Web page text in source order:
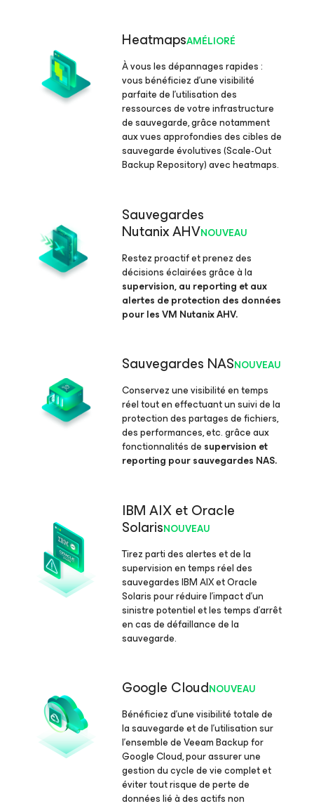
HeatmapsAMÉLIORÉ
À vous les dépannages rapides :
vous bénéficiez d'une visibilité
parfaite de l’utilisation des
ressources de votre infrastructure
de sauvegarde, grâce notamment
aux vues approfondies des cibles de
sauvegarde évolutives (Scale-Out
Backup Repository) avec heatmaps.
Sauvegardes
Nutanix AHVNOUVEAU
Restez proactif et prenez des
décisions éclairées grâce à la
supervision, au reporting et aux
alertes de protection des données
pour les VM Nutanix AHV.
Sauvegardes NASNOUVEAU
Conservez une visibilité en temps
réel tout en effectuant un suivi de la
protection des partages de fichiers,
des performances, etc. grâce aux
fonctionnalités de supervision et
reporting pour sauvegardes NAS.
IBM AIX et Oracle
SolarisNOUVEAU
Tirez parti des alertes et de la
supervision en temps réel des
sauvegardes IBM AIX et Oracle
Solaris pour réduire l’impact d’un
sinistre potentiel et les temps d’arrêt
en cas de défaillance de la
sauvegarde.
Google CloudNOUVEAU
Bénéficiez d’une visibilité totale de
la sauvegarde et de l’utilisation sur
l’ensemble de Veeam Backupfor
Google Cloud, pour assurer une
gestion du cycle de vie complet et
éviter tout risque de perte de
données lié à des actifs non